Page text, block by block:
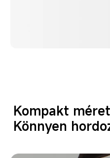
Kompakt méret
Könnyen